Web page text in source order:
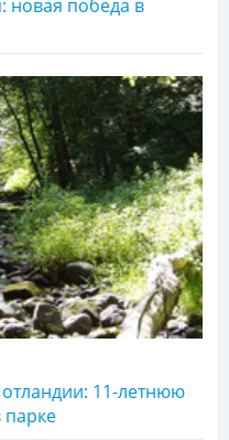
новая победа в
11-летнюю